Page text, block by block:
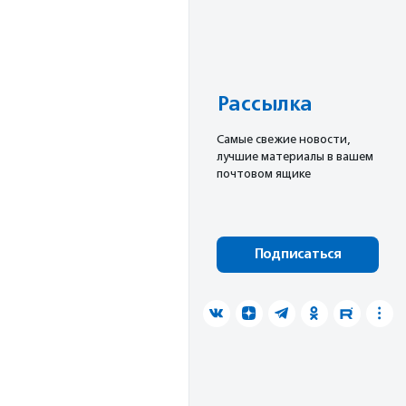
Рассылка
Cамые свежие новости,
лучшие материалы в вашем
почтовом ящике
Подписаться